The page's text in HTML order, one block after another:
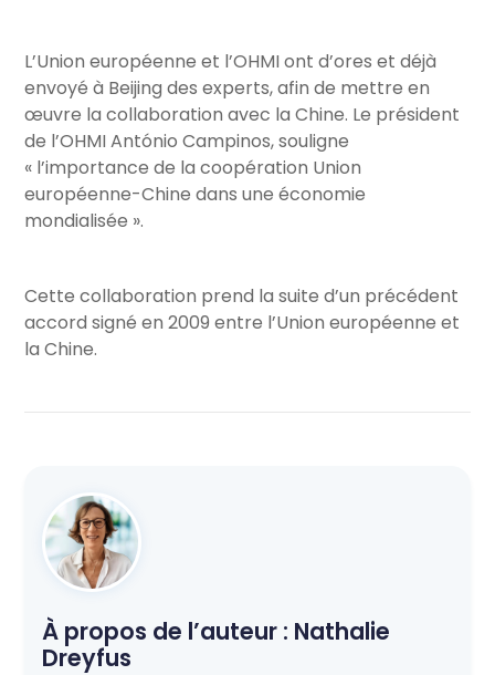
L’Union européenne et l’OHMI ont d’ores et déjà
envoyé à Beijing des experts, afin de mettre en
œuvre la collaboration avec la Chine. Le président
de l’OHMI António Campinos, souligne
« l’importance de la coopération Union
européenne-Chine dans une économie
mondialisée ».
Cette collaboration prend la suite d’un précédent
accord signé en 2009 entre l’Union européenne et
la Chine.
À propos de l’auteur : Nathalie
Dreyfus